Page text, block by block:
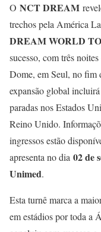
O NCT DREAM
trechos pela América
DREAM WORLD
sucesso, com três
Dome, em Seul, no fim
expansão global
paradas nos Estados
Reino Unido.
ingressos estão
apresenta no dia 02 de
Unimed.
Esta turnê marca a
em estádios por toda a